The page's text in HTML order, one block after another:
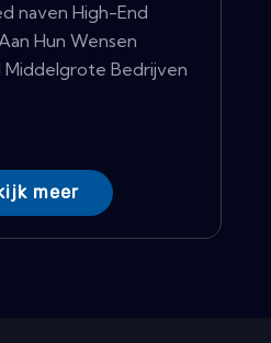
naven High-End
Hun Wensen
Middelgrote Bedrijven
meer